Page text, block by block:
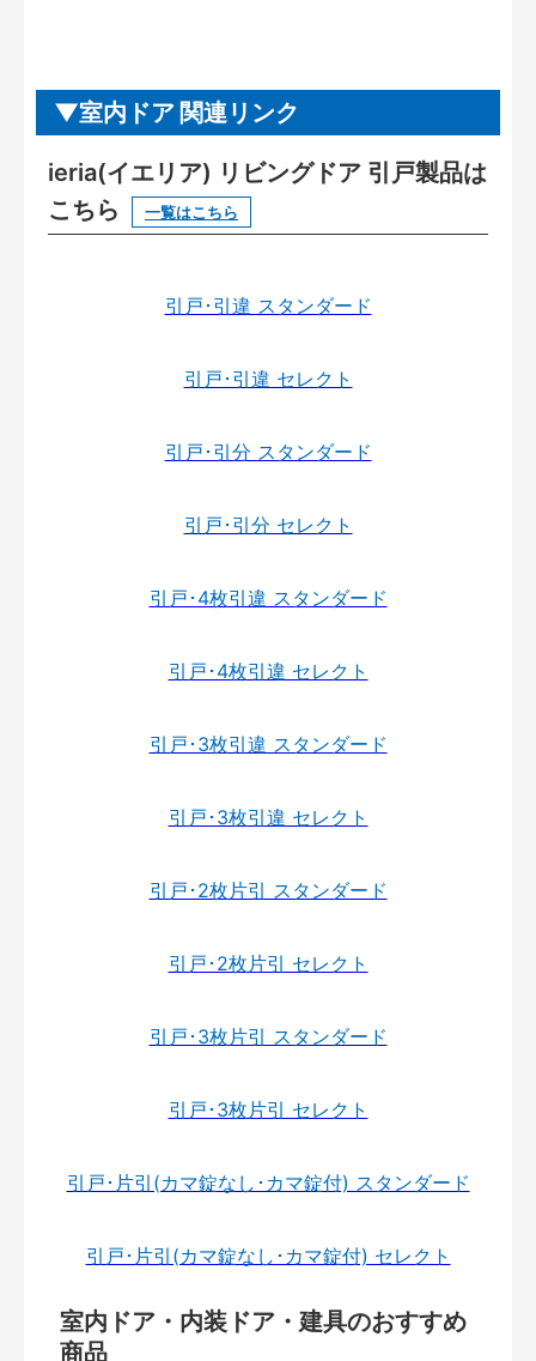
室内ドア 関連リンク
ieria(イエリア) リビングドア 引戸製品は
こちら
一覧はこちら
引戸･引違 スタンダード
引戸･引違 セレクト
引戸･引分 スタンダード
引戸･引分 セレクト
引戸･4枚引違 スタンダード
引戸･4枚引違 セレクト
引戸･3枚引違 スタンダード
引戸･3枚引違 セレクト
引戸･2枚片引 スタンダード
引戸･2枚片引 セレクト
引戸･3枚片引 スタンダード
引戸･3枚片引 セレクト
引戸･片引(カマ錠なし･カマ錠付) スタンダード
引戸･片引(カマ錠なし･カマ錠付) セレクト
室内ドア・内装ドア・建具のおすすめ
商品